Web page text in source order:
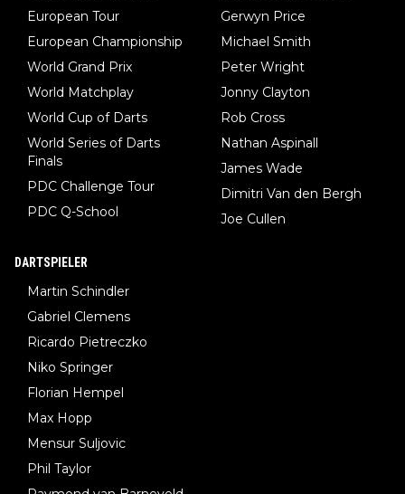
European Tour
European Championship
World Grand Prix
World Matchplay
World Cup of Darts
World Series of Darts
Finals
PDC Challenge Tour
PDC Q-School
Gerwyn Price
Michael Smith
Peter Wright
Jonny Clayton
Rob Cross
Nathan Aspinall
James Wade
Dimitri Van den Bergh
Joe Cullen
DARTSPIELER
Martin Schindler
Gabriel Clemens
Ricardo Pietreczko
Niko Springer
Florian Hempel
Max Hopp
Mensur Suljovic
Phil Taylor